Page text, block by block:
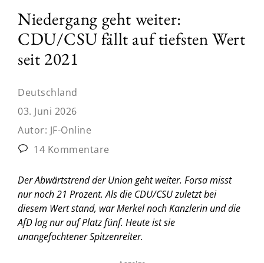
Niedergang geht weiter:
CDU/CSU fällt auf tiefsten Wert
seit 2021
Deutschland
03. Juni 2026
Autor: JF-Online
14 Kommentare
Der Abwärtstrend der Union geht weiter. Forsa misst
nur noch 21 Prozent. Als die CDU/CSU zuletzt bei
diesem Wert stand, war Merkel noch Kanzlerin und die
AfD lag nur auf Platz fünf. Heute ist sie
unangefochtener Spitzenreiter.